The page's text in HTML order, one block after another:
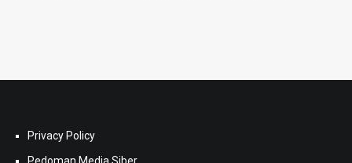
Privacy Policy
Pedoman Media Siber